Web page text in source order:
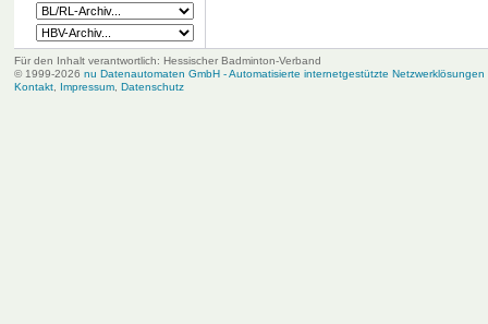
Für den Inhalt verantwortlich: Hessischer Badminton-Verband
© 1999-2026 nu Datenautomaten GmbH - Automatisierte internetgestützte Netzwerklösungen
Kontakt, Impressum, Datenschutz